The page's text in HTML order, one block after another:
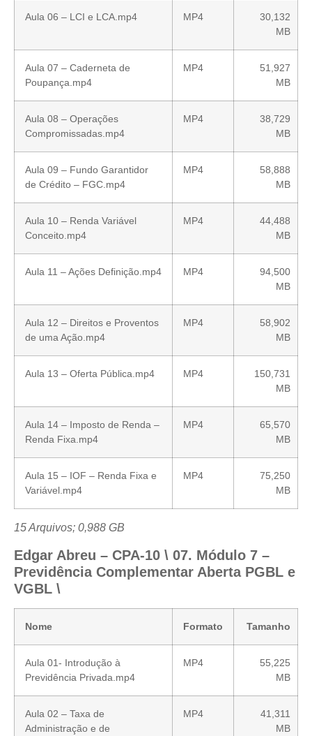
Aula 06 – LCI e LCA.mp4 MP4
30,132
MB
Aula 07 – Caderneta de
Poupança.mp4
MP4
51,927
MB
Aula 08 – Operações
Compromissadas.mp4
MP4
38,729
MB
Aula 09 – Fundo Garantidor
de Crédito – FGC.mp4
MP4
58,888
MB
Aula 10 – Renda Variável
Conceito.mp4
MP4
44,488
MB
Aula 11 – Ações Definição.mp4 MP4
94,500
MB
Aula 12 – Direitos e Proventos
de uma Ação.mp4
MP4
58,902
MB
Aula 13 – Oferta Pública.mp4 MP4
150,731
MB
Aula 14 – Imposto de Renda –
Renda Fixa.mp4
MP4
65,570
MB
Aula 15 – IOF – Renda Fixa e
Variável.mp4
MP4
75,250
MB
15 Arquivos; 0,988 GB
Edgar Abreu – CPA-10 \ 07. Módulo 7 –
Previdência Complementar Aberta PGBL e
VGBL \
Nome Formato Tamanho
Aula 01- Introdução à
Previdência Privada.mp4
MP4
55,225
MB
Aula 02 – Taxa de
Administração e de
MP4
41,311
MB